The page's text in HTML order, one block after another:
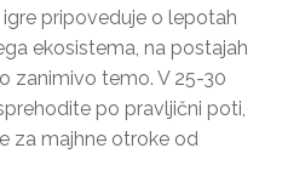
pripoveduje o lepotah
ekosistema, na postajah
zanimivo temo. V 25-30
po pravljični poti,
za majhne otroke od